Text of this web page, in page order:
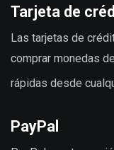
Tarjeta de
Las tarjetas de
comprar monedas
rápidas desde
PayPal